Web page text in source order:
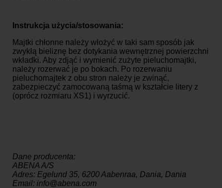
Instrukcja użycia/stosowania:
Majtki chłonne należy włożyć w taki sam sposób jak
zwykłą bieliznę bez dotykania wewnętrznej powierzchni
wkładki. Aby zdjąć i wymienić zużyte pieluchomajtki,
należy rozerwać je po bokach. Po rozerwaniu
pieluchomajtek z obu stron należy je zwinąć,
zabezpieczyć zamocowaną taśmą w kształcie litery z
(oprócz rozmiaru XS1) i wyrzucić.
Dane producenta:
ABENA A/S
Adres: Egelund 35, 6200 Aabenraa, Dania, Dania
Email: info@abena.com